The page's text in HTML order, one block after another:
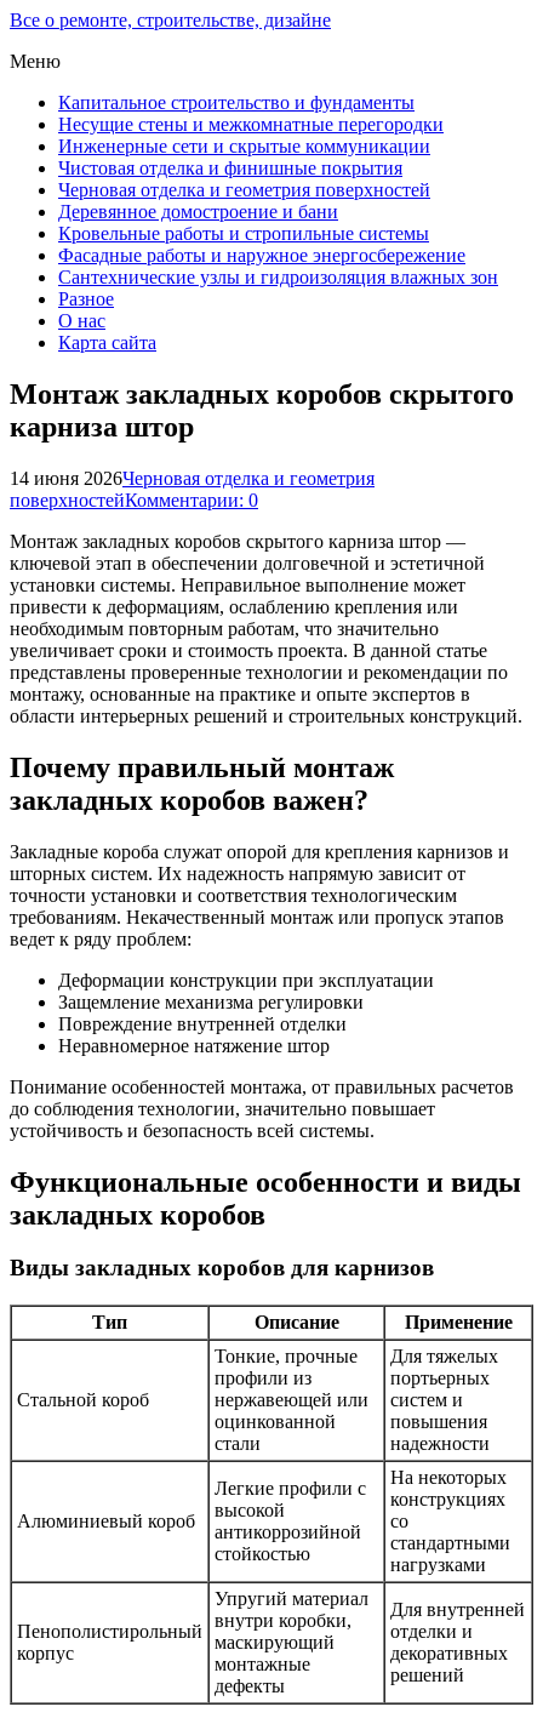
Все о ремонте, строительстве, дизайне
Меню
Капитальное строительство и фундаменты
Несущие стены и межкомнатные перегородки
Инженерные сети и скрытые коммуникации
Чистовая отделка и финишные покрытия
Черновая отделка и геометрия поверхностей
Деревянное домостроение и бани
Кровельные работы и стропильные системы
Фасадные работы и наружное энергосбережение
Сантехнические узлы и гидроизоляция влажных зон
Разное
О нас
Карта сайта
Монтаж закладных коробов скрытого
карниза штор
14 июня 2026Черновая отделка и геометрия
поверхностейКомментарии: 0
Монтаж закладных коробов скрытого карниза штор —
ключевой этап в обеспечении долговечной и эстетичной
установки системы. Неправильное выполнение может
привести к деформациям, ослаблению крепления или
необходимым повторным работам, что значительно
увеличивает сроки и стоимость проекта. В данной статье
представлены проверенные технологии и рекомендации по
монтажу, основанные на практике и опыте экспертов в
области интерьерных решений и строительных конструкций.
Почему правильный монтаж
закладных коробов важен?
Закладные короба служат опорой для крепления карнизов и
шторных систем. Их надежность напрямую зависит от
точности установки и соответствия технологическим
требованиям. Некачественный монтаж или пропуск этапов
ведет к ряду проблем:
Деформации конструкции при эксплуатации
Защемление механизма регулировки
Повреждение внутренней отделки
Неравномерное натяжение штор
Понимание особенностей монтажа, от правильных расчетов
до соблюдения технологии, значительно повышает
устойчивость и безопасность всей системы.
Функциональные особенности и виды
закладных коробов
Виды закладных коробов для карнизов
Тип Описание Применение
Стальной короб
Тонкие, прочные
профили из
нержавеющей или
оцинкованной
стали
Для тяжелых
портьерных
систем и
повышения
надежности
Алюминиевый короб
Легкие профили с
высокой
антикоррозийной
стойкостью
На некоторых
конструкциях
со
стандартными
нагрузками
Пенополистирольный
корпус
Упругий материал
внутри коробки,
маскирующий
монтажные
дефекты
Для внутренней
отделки и
декоративных
решений